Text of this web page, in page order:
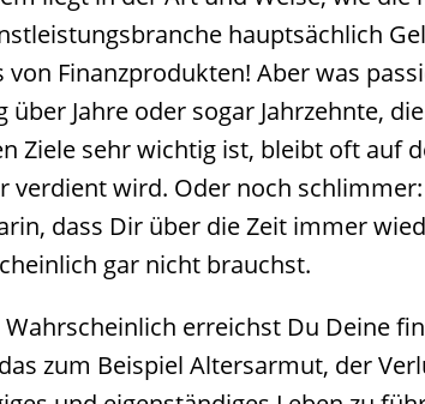
hauptsächlich
von Finanzprodukten! Aber was
über Jahre oder sogar Jahrzehnte,
Ziele sehr wichtig ist, bleibt oft auf
verdient wird. Oder noch
dass Dir über die Zeit immer
gar nicht brauchst.
Wahrscheinlich erreichst Du Deine
zum Beispiel Altersarmut, der